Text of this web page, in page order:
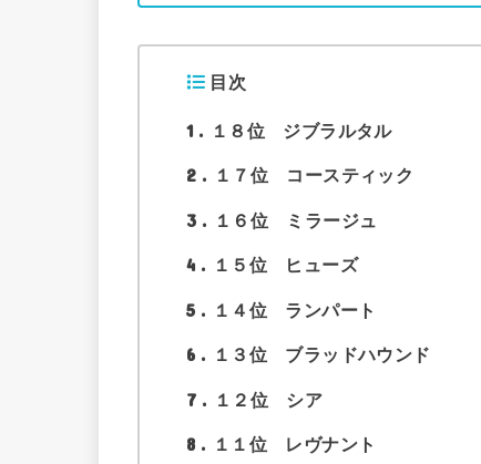
目次
1 １８位 ジブラルタル
2 １７位 コースティック
3 １６位 ミラージュ
4 １５位 ヒューズ
5 １４位 ランパート
6 １３位 ブラッドハウンド
7 １２位 シア
8 １１位 レヴナント